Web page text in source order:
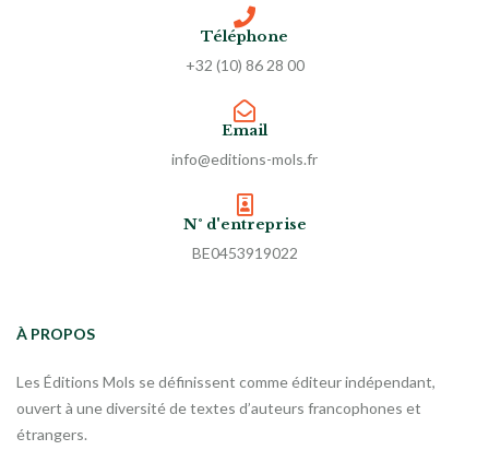
Téléphone
+32 (10) 86 28 00
Email
info@editions-mols.fr
N° d'entreprise
BE0453919022
À PROPOS
Les Éditions Mols se définissent comme éditeur indépendant,
ouvert à une diversité de textes d’auteurs francophones et
étrangers.